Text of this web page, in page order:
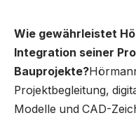
Wie gewährleistet
Integration seiner
Bauprojekte?
Projektbegleitung,
Modelle und CAD-